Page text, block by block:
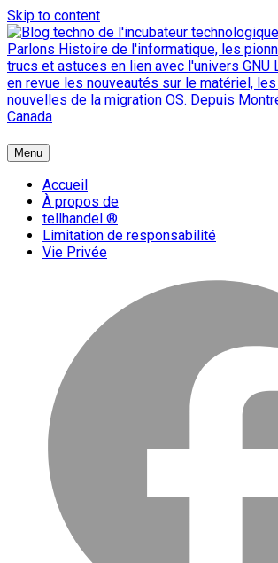
Skip to content
{ + }
blog technologique du hub | migration GNU
Menu
Accueil
À propos de
tellhandel ®
Limitation de responsabilité
Vie Privée